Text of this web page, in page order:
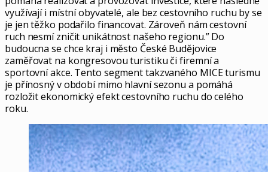
využívají i místní obyvatelé, ale bez cestovního ruchu by se
je jen těžko podařilo financovat. Zároveň nám cestovní
ruch nesmí zničit unikátnost našeho regionu.” Do
budoucna se chce kraj i město České Budějovice
zaměřovat na kongresovou turistiku či firemní a
sportovní akce. Tento segment takzvaného MICE turismu
je přínosný v období mimo hlavní sezonu a pomáhá
rozložit ekonomický efekt cestovního ruchu do celého
roku.